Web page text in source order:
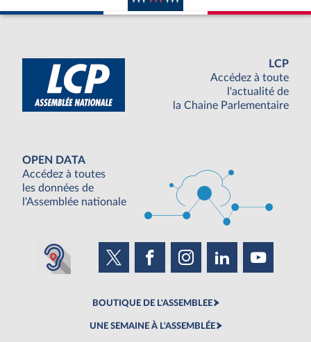
LCP
Accédez à toute
l'actualité de
la Chaine Parlementaire
OPEN DATA
Accédez à toutes
les données de
l'Assemblée nationale
BOUTIQUE DE L'ASSEMBLEE
UNE SEMAINE À L'ASSEMBLÉE